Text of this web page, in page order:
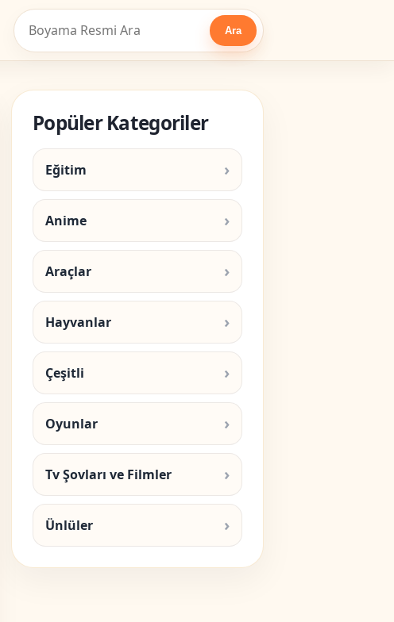
Ara
Popüler Kategoriler
Eğitim
Anime
Araçlar
Hayvanlar
Çeşitli
Oyunlar
Tv Şovları ve Filmler
Ünlüler